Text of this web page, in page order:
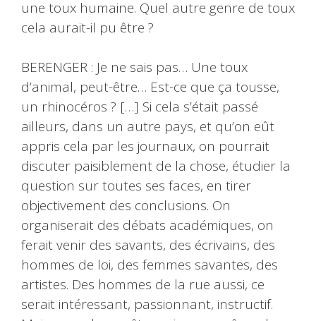
une toux humaine. Quel autre genre de toux
cela aurait-il pu être ?
BERENGER : Je ne sais pas… Une toux
d’animal, peut-être… Est-ce que ça tousse,
un rhinocéros ? […] Si cela s’était passé
ailleurs, dans un autre pays, et qu’on eût
appris cela par les journaux, on pourrait
discuter paisiblement de la chose, étudier la
question sur toutes ses faces, en tirer
objectivement des conclusions. On
organiserait des débats académiques, on
ferait venir des savants, des écrivains, des
hommes de loi, des femmes savantes, des
artistes. Des hommes de la rue aussi, ce
serait intéressant, passionnant, instructif.